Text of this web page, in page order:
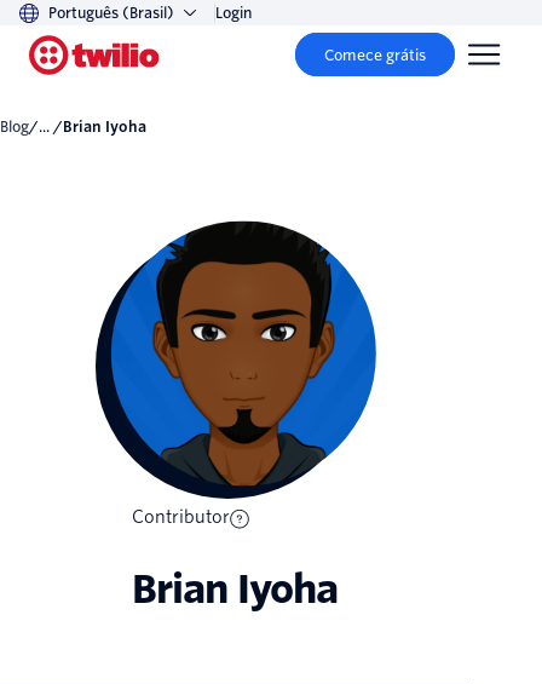
Português (Brasil) Login
Comece grátis
Blog/... / Brian Iyoha
Contributor
Brian Iyoha